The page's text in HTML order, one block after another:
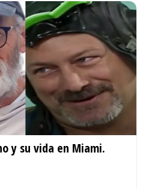
y su vida en Miami.